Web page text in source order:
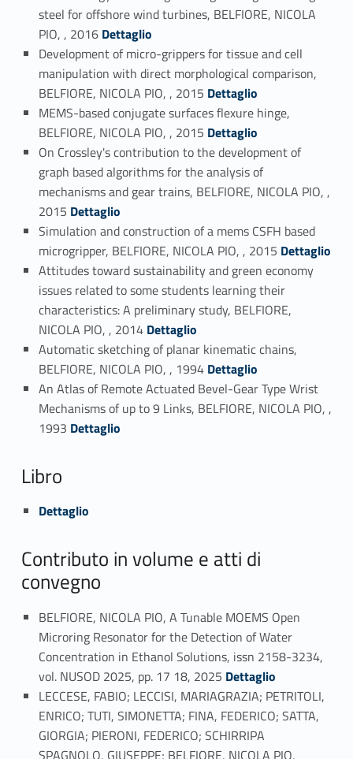
steel for offshore wind turbines, BELFIORE, NICOLA
PIO, , 2016 Link identifier #identifier_person_170813-41
Dettaglio
Development of micro-grippers for tissue and cell
manipulation with direct morphological comparison,
BELFIORE, NICOLA PIO, , 2015 Link identifier #identifier_person_180067-42
Dettaglio
MEMS-based conjugate surfaces flexure hinge,
BELFIORE, NICOLA PIO, , 2015 Link identifier #identifier_person_23392-43
Dettaglio
On Crossley's contribution to the development of
graph based algorithms for the analysis of
mechanisms and gear trains, BELFIORE, NICOLA PIO, ,
2015 Link identifier #identifier_person_4675-44
Dettaglio
Simulation and construction of a mems CSFH based
microgripper, BELFIORE, NICOLA PIO, , 2015 Link identifier #identifier_person_180801-45
Dettaglio
Attitudes toward sustainability and green economy
issues related to some students learning their
characteristics: A preliminary study, BELFIORE,
NICOLA PIO, , 2014 Link identifier #identifier_person_33860-46
Dettaglio
Automatic sketching of planar kinematic chains,
BELFIORE, NICOLA PIO, , 1994 Link identifier #identifier_person_187774-47
Dettaglio
An Atlas of Remote Actuated Bevel-Gear Type Wrist
Mechanisms of up to 9 Links, BELFIORE, NICOLA PIO, ,
1993 Link identifier #identifier_person_122897-48
Dettaglio
Libro
Link identifier #identifier_person_17660-49
Dettaglio
Contributo in volume e atti di
convegno
BELFIORE, NICOLA PIO, A Tunable MOEMS Open
Microring Resonator for the Detection of Water
Concentration in Ethanol Solutions, issn 2158-3234,
vol. NUSOD 2025, pp. 17 18, 2025 Link identifier #identifier_person_34754-50
Dettaglio
LECCESE, FABIO; LECCISI, MARIAGRAZIA; PETRITOLI,
ENRICO; TUTI, SIMONETTA; FINA, FEDERICO; SATTA,
GIORGIA; PIERONI, FEDERICO; SCHIRRIPA
SPAGNOLO, GIUSEPPE; BELFIORE, NICOLA PIO,